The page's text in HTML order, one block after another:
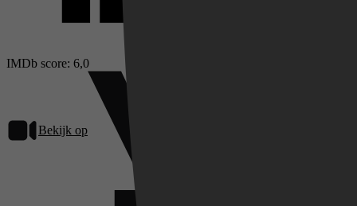
IMDb score: 6,0
Bekijk op